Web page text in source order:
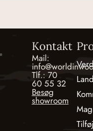
Kontakt
Mail:
Tlf.: 70
60 55 32
Besøg
showroom